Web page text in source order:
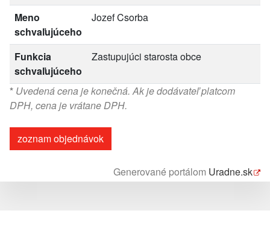
Meno
schvaľujúceho
Jozef Csorba
Funkcia
schvaľujúceho
Zastupujúci starosta obce
* Uvedená cena je konečná. Ak je dodávateľ platcom
DPH, cena je vrátane DPH.
zoznam objednávok
Generované portálom Uradne.sk